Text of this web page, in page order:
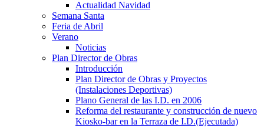
Actualidad Navidad
Semana Santa
Feria de Abril
Verano
Noticias
Plan Director de Obras
Introducción
Plan Director de Obras y Proyectos
(Instalaciones Deportivas)
Plano General de las I.D. en 2006
Reforma del restaurante y construcción de nuevo
Kiosko-bar en la Terraza de I.D.(Ejecutada)